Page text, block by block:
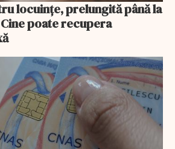
locuințe, prelungită până la
poate recupera